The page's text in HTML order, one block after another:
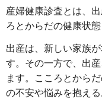
産婦健康診査とは、
ろとからだの健康状
出産は、新しい家族
す。その一方で、出
ます。こころとから
の不安や悩みを抱え